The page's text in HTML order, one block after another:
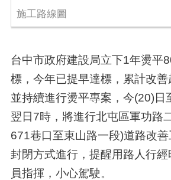
施工路線圖
台中市政府建設局立下1年燙平
標，今年已提早達標，累計改善
並持續進行燙平專案，今(20)日
翌日7時，將進行北屯區軍功路
671巷口至東山路一段)道路改
封閉方式進行，提醒用路人行經
員指揮，小心駕駛。